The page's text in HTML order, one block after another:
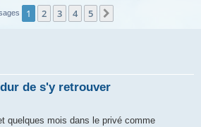
1 2 3 4 5
de s'y retrouver
quelques mois dans le privé comme